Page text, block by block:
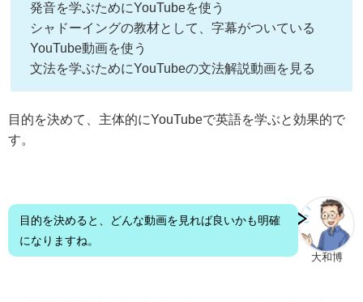
発音を学ぶためにYouTubeを使う
シャドーイングの教材として、字幕がついている
YouTube動画を使う
文法を学ぶためにYouTubeの文法解説動画を見る
目的を決めて、主体的にYouTubeで英語を学ぶと効果的で
す。
大和博
目的を決めると、どんな動画を見れば良いかも明確
になりますね。